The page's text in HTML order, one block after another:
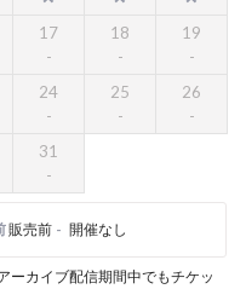
17 18 19
24 25 26
31
販売前 - 開催なし
ーカイブ配信期間中でもチケッ